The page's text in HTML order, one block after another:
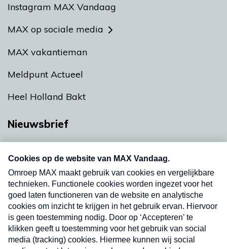
Instagram MAX Vandaag
MAX op sociale media
MAX vakantieman
Meldpunt Actueel
Heel Holland Bakt
Nieuwsbrief
nieuwsbrief. Elke vrijdag- en dinsdagochtend in
uw mailbox.
Verzend